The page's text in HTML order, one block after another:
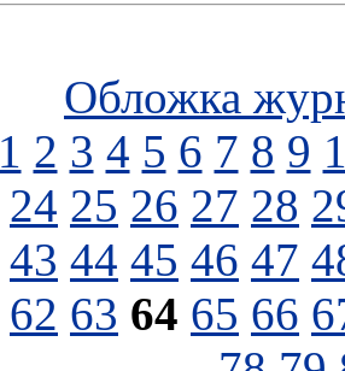
Обложка
1 2 3 4 5 6 7 8 9
24 25 26 27 28
43 44 45 46 47
62 63 64 65 66